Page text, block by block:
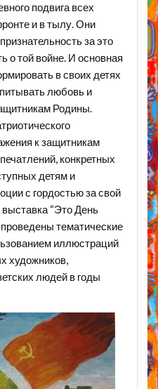
подвига всех
и в тылу. Они
за это
о той войне. И основная
в своих детях
любовь и
Родины.
к защитникам
конкретных
детям и
с гордостью за свой
“Это День
тематические
иллюстраций
художников,
людей в годы